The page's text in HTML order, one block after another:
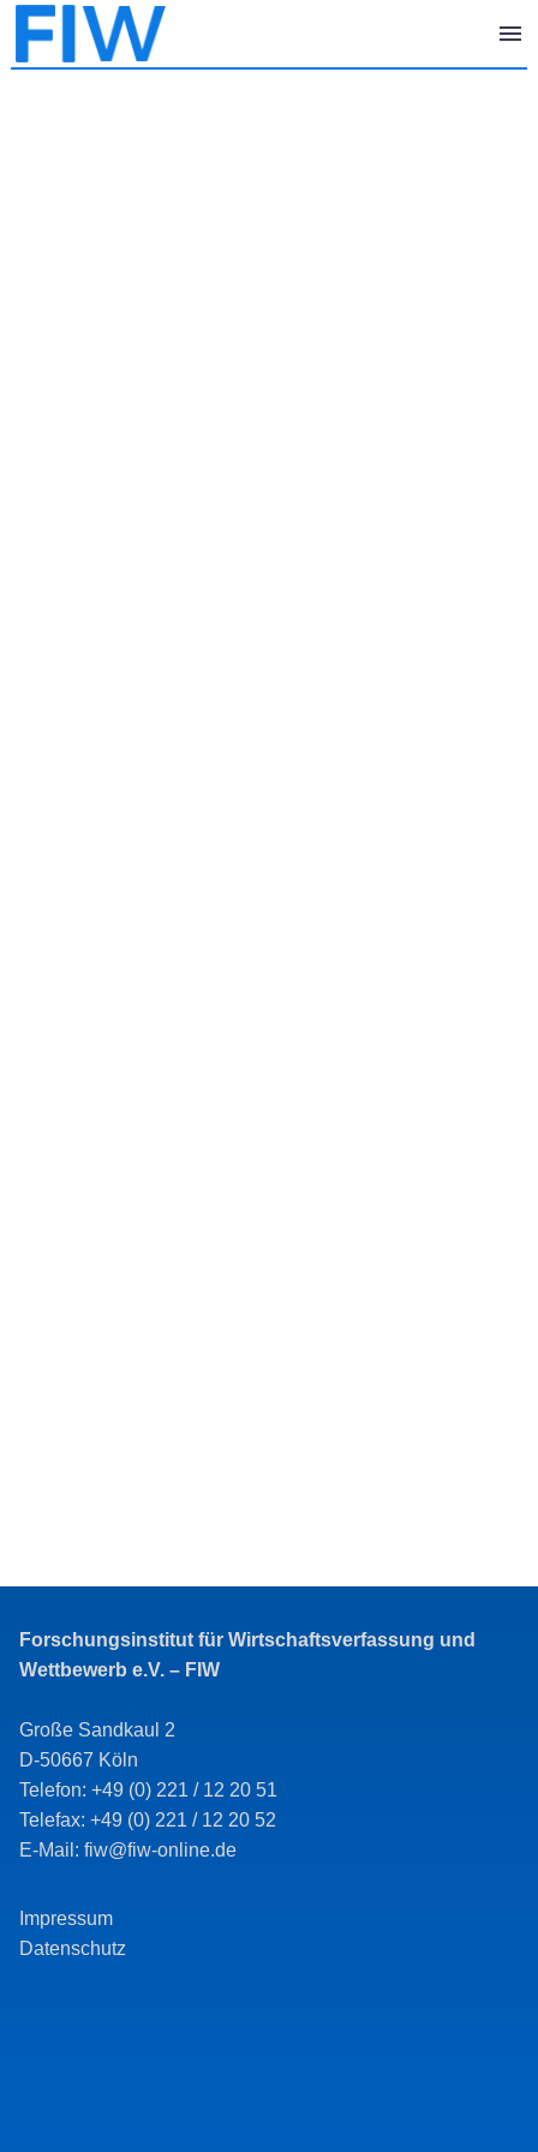
Forschungsinstitut für Wirtschaftsverfassung und
Wettbewerb e.V. – FIW
Große Sandkaul 2
D-50667 Köln
Telefon: +49 (0) 221 / 12 20 51
Telefax: +49 (0) 221 / 12 20 52
E-Mail: fiw@fiw-online.de
Impressum
Datenschutz